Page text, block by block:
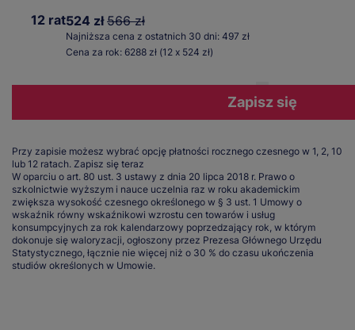
12 rat524 zł566 zł
Najniższa cena z ostatnich 30 dni: 497 zł
Cena za rok: 6288 zł (12 x 524 zł)
Zapisz się
Przy zapisie możesz wybrać opcję płatności rocznego czesnego w 1, 2, 10
lub 12 ratach. Zapisz się teraz
W oparciu o art. 80 ust. 3 ustawy z dnia 20 lipca 2018 r. Prawo o
szkolnictwie wyższym i nauce uczelnia raz w roku akademickim
zwiększa wysokość czesnego określonego w § 3 ust. 1 Umowy o
wskaźnik równy wskaźnikowi wzrostu cen towarów i usług
konsumpcyjnych za rok kalendarzowy poprzedzający rok, w którym
dokonuje się waloryzacji, ogłoszony przez Prezesa Głównego Urzędu
Statystycznego, łącznie nie więcej niż o 30 % do czasu ukończenia
studiów określonych w Umowie.